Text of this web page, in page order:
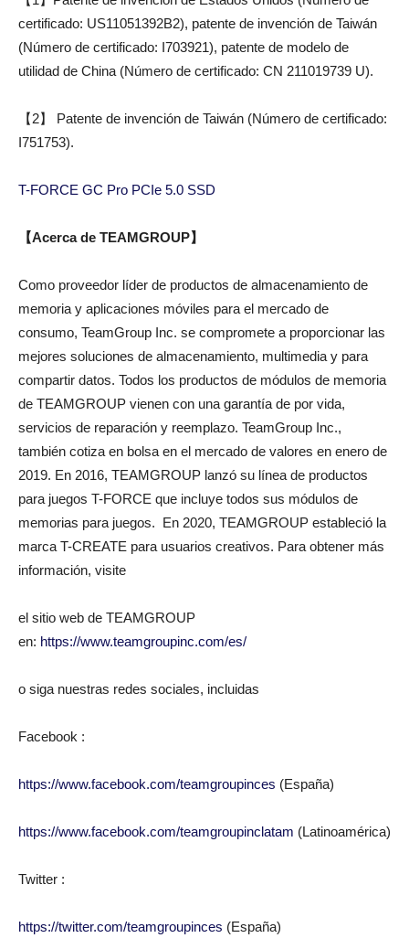
certificado: US11051392B2), patente de invención de Taiwán
(Número de certificado: I703921), patente de modelo de
utilidad de China (Número de certificado: CN 211019739 U).
【2】 Patente de invención de Taiwán (Número de certificado:
I751753).
T-FORCE GC Pro PCIe 5.0 SSD
【Acerca de TEAMGROUP】
Como proveedor líder de productos de almacenamiento de
memoria y aplicaciones móviles para el mercado de
consumo, TeamGroup Inc. se compromete a proporcionar las
mejores soluciones de almacenamiento, multimedia y para
compartir datos. Todos los productos de módulos de memoria
de TEAMGROUP vienen con una garantía de por vida,
servicios de reparación y reemplazo. TeamGroup Inc.,
también cotiza en bolsa en el mercado de valores en enero de
2019. En 2016, TEAMGROUP lanzó su línea de productos
para juegos T-FORCE que incluye todos sus módulos de
memorias para juegos. En 2020, TEAMGROUP estableció la
marca T-CREATE para usuarios creativos. Para obtener más
información, visite
el sitio web de TEAMGROUP
en: https://www.teamgroupinc.com/es/
o siga nuestras redes sociales, incluidas
Facebook :
https://www.facebook.com/teamgroupinces (España)
https://www.facebook.com/teamgroupinclatam (Latinoamérica)
Twitter :
https://twitter.com/teamgroupinces (España)